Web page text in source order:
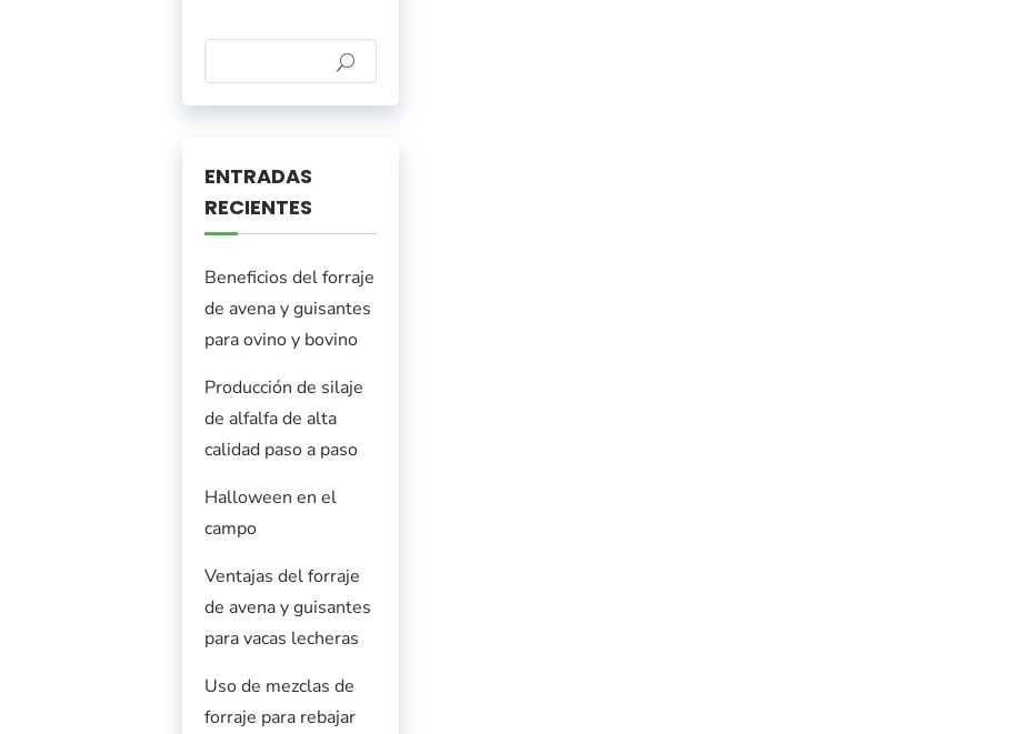
ENTRADAS
RECIENTES
Beneficios del forraje
de avena y guisantes
para ovino y bovino
Producción de silaje
de alfalfa de alta
calidad paso a paso
Halloween en el
campo
Ventajas del forraje
de avena y guisantes
para vacas lecheras
Uso de mezclas de
forraje para rebajar